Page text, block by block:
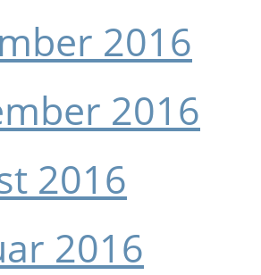
2016
2016
2016
2016